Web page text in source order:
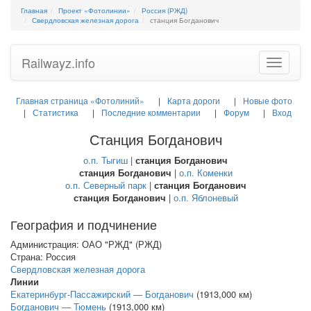
Главная Проект «Фотолинии»
Россия (РЖД)
Свердловская железная дорога
станция Богданович
Toggle
Railwayz.info
Главная страница «Фотолиний» Карта дороги
Новые фото
Статистика
Последние комментарии Форум Вход
Станция Богданович
о.п. Тыгиш | станция Богданович
станция Богданович | о.п. Коменки
о.п. Северный парк| станция Богданович
станция Богданович | о.п. Яблоневый
География и подчинение
Администрация: ОАО "РЖД" (РЖД)
Страна: Россия
Свердловская железная дорога
Линии
Екатеринбург-Пассажирский — Богданович (1913,000 км)
Богданович — Тюмень (1913,000 км)